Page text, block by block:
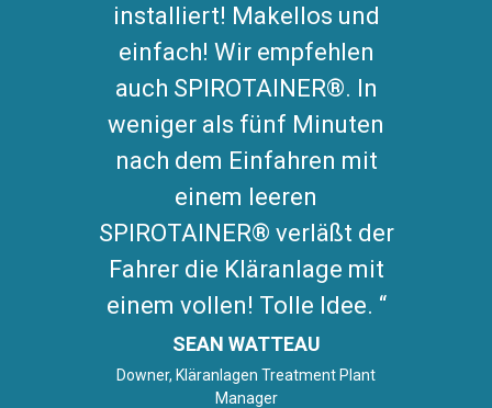
installiert! Makellos und
einfach! Wir empfehlen
auch SPIROTAINER®. In
weniger als fünf Minuten
nach dem Einfahren mit
einem leeren
SPIROTAINER® verläßt der
Fahrer die Kläranlage mit
einem vollen! Tolle Idee.
SEAN WATTEAU
Downer, Kläranlagen Treatment Plant
Manager